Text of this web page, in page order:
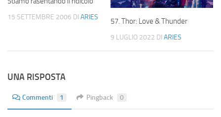
15 SETTEMBRE 2006 DI ARIES 57. Thor: Love & Thunder
9 LUGLIO 2022 DI ARIES
UNA RISPOSTA
Commenti 1 Pingback 0